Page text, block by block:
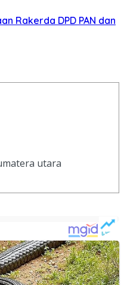
Rakerda DPD PAN dan
utara